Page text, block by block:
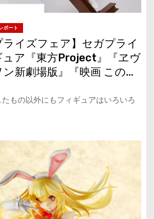
ポート
ライズフェア】セガプライ
ュア『東方Project』『ヱヴ
新劇場版』『映画 この素
に祝福を！紅伝説』『と
電磁砲』
もの以外にもフィギュアはいろいろ